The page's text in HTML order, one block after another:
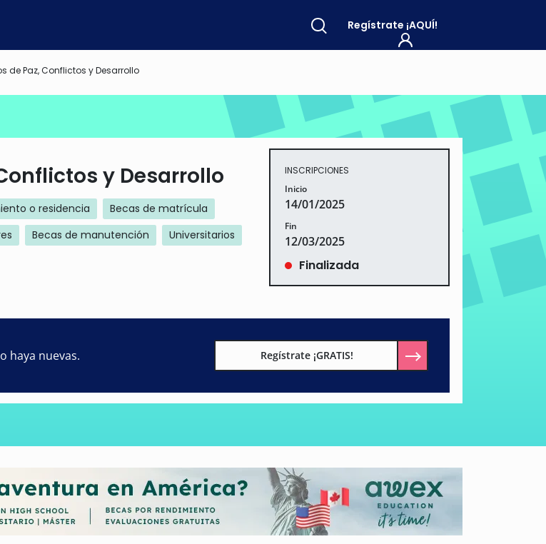
Regístrate ¡AQUÍ!
de Paz, Conflictos y Desarrollo
y Desarrollo
o residencia
Becas de matrícula
Becas de manutención Universitarios
INSCRIPCIONES
Inicio
14/01/2025
Fin
12/03/2025
Finalizada
haya nuevas. Regístrate ¡GRATIS!